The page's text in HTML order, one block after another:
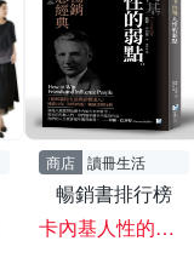
商店 讀冊生活
暢銷書排行榜
卡內基人性的弱點